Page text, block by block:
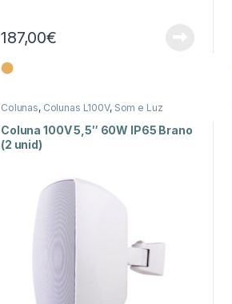
187,00€
⬤
Colunas, Colunas L100V, Som e Luz
Coluna 100V 5,5″ 60W IP65 Brano
(2 unid)